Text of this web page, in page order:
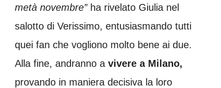
metà novembre”ha rivelato Giulia nel
salotto di Verissimo, entusiasmando tutti
quei fan che vogliono molto bene ai due.
Alla fine, andranno a vivere a Milano,
provando in maniera decisiva la loro